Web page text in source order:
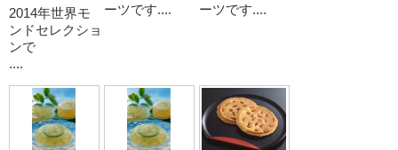
2014年世界モ
ンドセレクショ
ンで
....
ーツです....
ーツです....